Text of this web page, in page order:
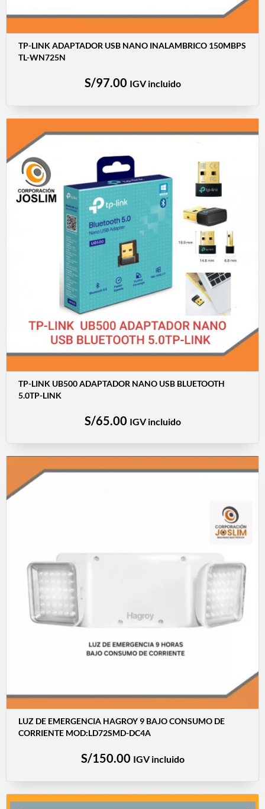
TP-LINK ADAPTADOR USB NANO INALAMBRICO 150MBPS
TL-WN725N
S/97.00 IGV incluido
TP-LINK UB500 ADAPTADOR NANO USB BLUETOOTH
5.0TP-LINK
S/65.00 IGV incluido
LUZ DE EMERGENCIA HAGROY 9 BAJO CONSUMO DE
CORRIENTE MOD:LD72SMD-DC4A
S/150.00 IGV incluido